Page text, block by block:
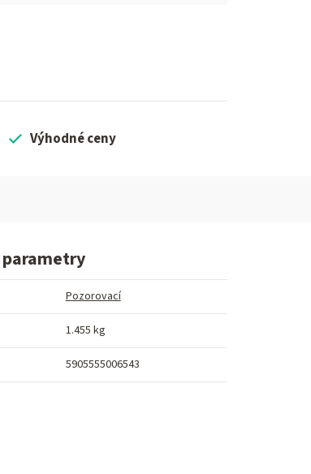
Výhodné ceny
Pozorovací
1.455 kg
5905555006543